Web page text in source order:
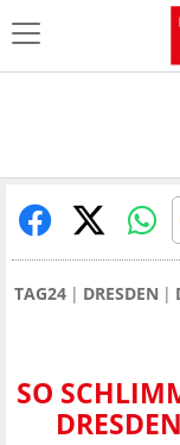
TAG24 DRESDEN
SO